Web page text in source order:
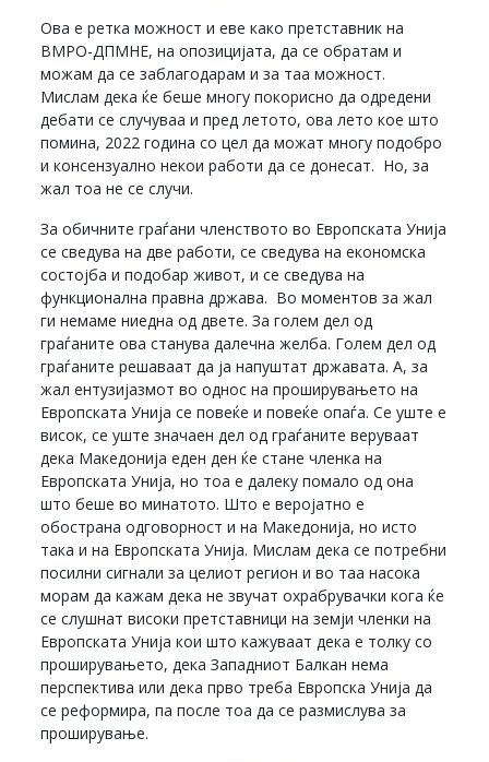
Ова е ретка можност и еве како претставник на
ВМРО-ДПМНЕ, на опозицијата, да се обратам и
можам да се заблагодарам и за таа можност.
Мислам дека ќе беше многу покорисно да одредени
дебати се случуваа и пред летото, ова лето кое што
помина, 2022 година со цел да можат многу подобро
и консензуално некои работи да се донесат. Но, за
жал тоа не се случи.
За обичните граѓани членството во Европската Унија
се сведува на две работи, се сведува на економска
состојба и подобар живот, и се сведува на
функционална правна држава. Во моментов за жал
ги немаме ниедна од двете. За голем дел од
граѓаните ова станува далечна желба. Голем дел од
граѓаните решаваат да ја напуштат државата. А, за
жал ентузијазмот во однос на проширувањето на
Европската Унија се повеќе и повеќе опаѓа. Се уште е
висок, се уште значаен дел од граѓаните веруваат
дека Македонија еден ден ќе стане членка на
Европската Унија, но тоа е далеку помало од она
што беше во минатото. Што е веројатно е
обострана одговорност и на Македонија, но исто
така и на Европската Унија. Мислам дека се потребни
посилни сигнали за целиот регион и во таа насока
морам да кажам дека не звучат охрабрувачки кога ќе
се слушнат високи претставници на земји членки на
Европската Унија кои што кажуваат дека е толку со
проширувањето, дека Западниот Балкан нема
перспектива или дека прво треба Европска Унија да
се реформира, па после тоа да се размислува за
проширување.